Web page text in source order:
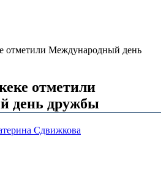
Международный день
отметили
день дружбы
Сдвижкова